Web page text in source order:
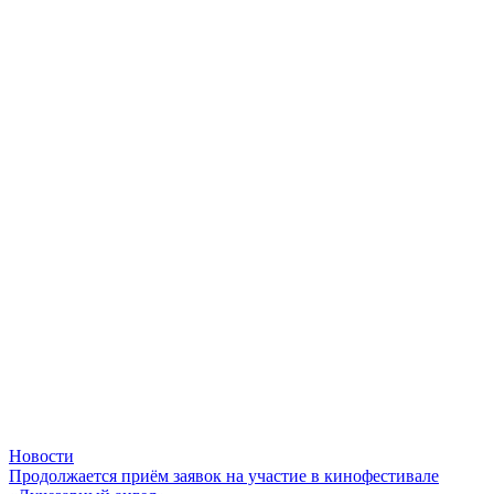
Новости
Продолжается приём заявок на участие в кинофестивале